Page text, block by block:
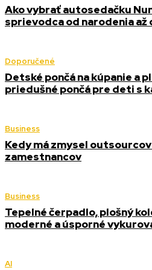
Ako vybrať autosedačku
sprievodca od narodenia až
Doporučené
Detské pončá na kúpanie a
priedušné pončá pre deti s
Business
Kedy má zmysel
zamestnancov
Business
Tepelné čerpadlo, plošný
moderné a úsporné
AI